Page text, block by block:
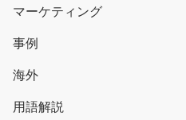
マーケティング
事例
海外
用語解説